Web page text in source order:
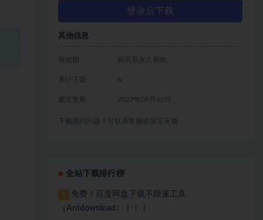
登录后下载
其他信息
有效期 购买后永久有效
累计下载 6
最近更新 2022年09月02日
下载遇到问题？可联系客服或留言反馈
全站下载排行榜
1
免费！百度网盘下载不限速工具
（Antdownload）！！！